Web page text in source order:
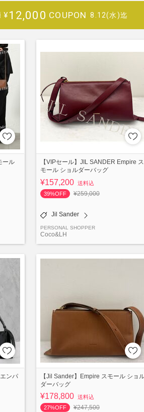
¥12,000 COUPON 8.12(水)迄
ール
【VIPセール】JIL SANDER Empire ス
モール ショルダーバッグ
¥157,200 送料込
39%OFF
¥259,000
Jil Sander
PERSONAL SHOPPER
Coco&LH
ンパ
【Jil Sander】Empire スモール ショ
ダーバッグ
¥178,800 送料込
27%OFF
¥247,500